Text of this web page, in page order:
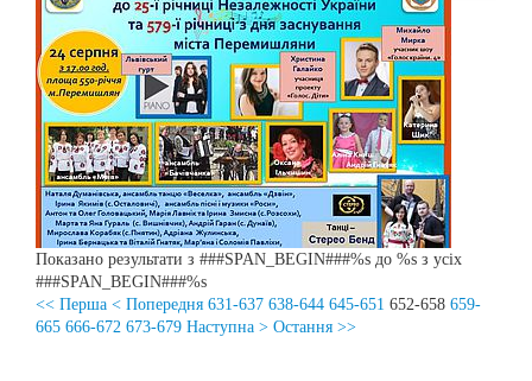
Показано результати з ###SPAN_BEGIN###%s до %s з усіх
###SPAN_BEGIN###%s
<< Перша < Попередня 631-637 638-644 645-651 652-658 659-
665 666-672 673-679 Наступна > Остання >>